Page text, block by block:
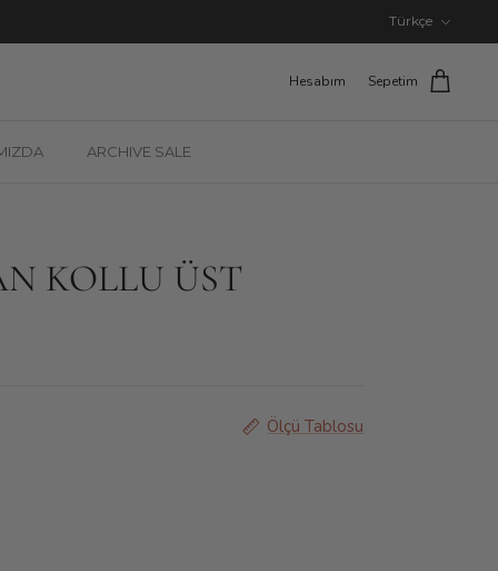
Türkçe
Hesabım Sepetim
ARCHIVE SALE
KOLLU ÜST
Ölçü Tablosu